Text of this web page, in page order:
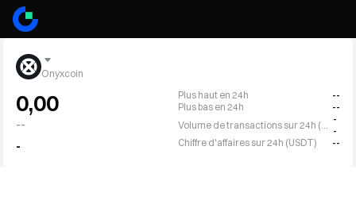
Onyxcoin
0,00
--
-
Plus haut en 24h
--
Plus bas en 24h
--
-
-
Chiffre d'affaires sur 24h (USDT)
--